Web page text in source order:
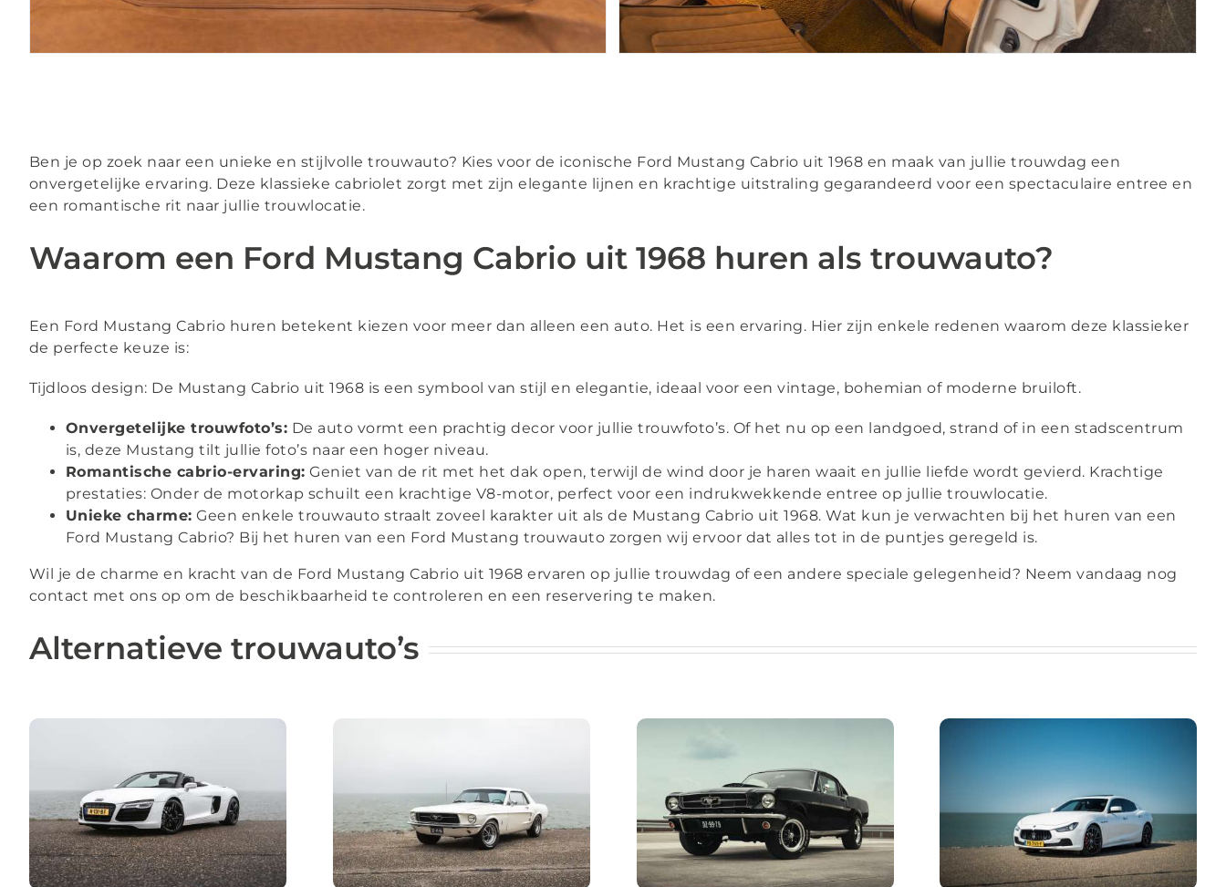
Ben je op zoek naar een unieke en stijlvolle trouwauto? Kies voor de iconische Ford Mustang Cabrio uit 1968 en maak van jullie trouwdag een
onvergetelijke ervaring. Deze klassieke cabriolet zorgt met zijn elegante lijnen en krachtige uitstraling gegarandeerd voor een spectaculaire entree en
een romantische rit naar jullie trouwlocatie.
Waarom een Ford Mustang Cabrio uit 1968 huren als trouwauto?
Een Ford Mustang Cabrio huren betekent kiezen voor meer dan alleen een auto. Het is een ervaring. Hier zijn enkele redenen waarom deze klassieker
de perfecte keuze is:
Tijdloos design: De Mustang Cabrio uit 1968 is een symbool van stijl en elegantie, ideaal voor een vintage, bohemian of moderne bruiloft.
Onvergetelijke trouwfoto’s: De auto vormt een prachtig decor voor jullie trouwfoto’s. Of het nu op een landgoed, strand of in een stadscentrum
is, deze Mustang tilt jullie foto’s naar een hoger niveau.
Romantische cabrio-ervaring: Geniet van de rit met het dak open, terwijl de wind door je haren waait en jullie liefde wordt gevierd. Krachtige
prestaties: Onder de motorkap schuilt een krachtige V8-motor, perfect voor een indrukwekkende entree op jullie trouwlocatie.
Unieke charme: Geen enkele trouwauto straalt zoveel karakter uit als de Mustang Cabrio uit 1968. Wat kun je verwachten bij het huren van een
Ford Mustang Cabrio? Bij het huren van een Ford Mustang trouwauto zorgen wij ervoor dat alles tot in de puntjes geregeld is.
Wil je de charme en kracht van de Ford Mustang Cabrio uit 1968 ervaren op jullie trouwdag of een andere speciale gelegenheid? Neem vandaag nog
contact met ons op om de beschikbaarheid te controleren en een reservering te maken.
Alternatieve trouwauto’s